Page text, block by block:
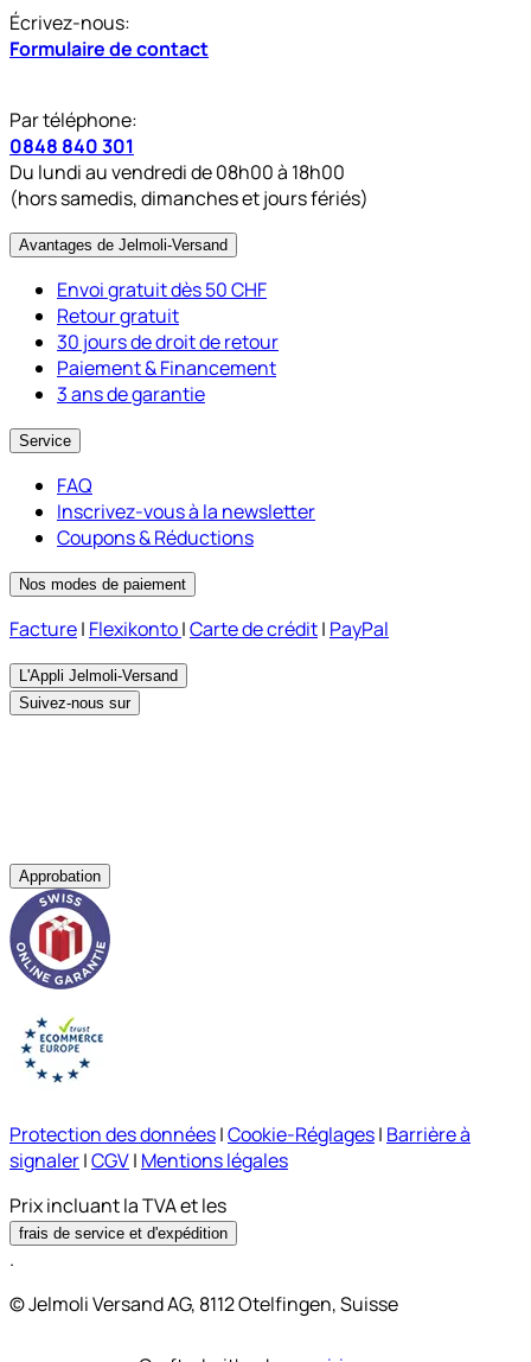
Écrivez-nous:
Formulaire de contact
Par téléphone:
0848 840 301
Du lundi au vendredi de 08h00 à 18h00
(hors samedis, dimanches et jours fériés)
Avantages de Jelmoli-Versand
Envoi gratuit dès 50 CHF
Retour gratuit
30 jours de droit de retour
Paiement & Financement
3 ans de garantie
Service
FAQ
Inscrivez-vous à la newsletter
Coupons & Réductions
Nos modes de paiement
Facture| Flexikonto|Carte de crédit| PayPal
L'Appli Jelmoli-Versand
Suivez-nous sur
Approbation
Protection des données|Cookie-Réglages| Barrière à
signaler|CGV| Mentions légales
Prix incluant la TVA et les
frais de service et d'expédition
.
© Jelmoli Versand AG, 8112 Otelfingen, Suisse